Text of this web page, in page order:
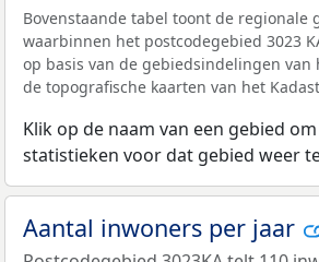
Bovenstaande tabel toont de regionale
waarbinnen het postcodegebied 3023
op basis van de gebiedsindelingen van
de topografische kaarten van het
Klik op de naam van een gebied
statistieken voor dat gebied weer
Aantal inwoners per jaar